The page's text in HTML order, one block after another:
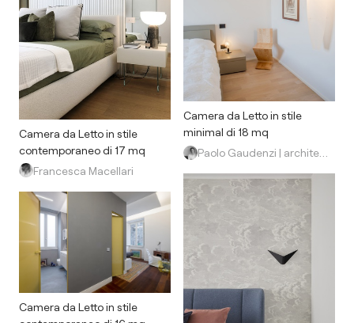
Camera da Letto in stile
contemporaneo di 17 mq
Francesca Macellari
Camera da Letto in stile
Camera da Letto in stile
minimal di 18 mq
Paolo Gaudenzi | architetto